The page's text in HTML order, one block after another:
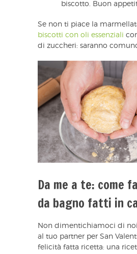
biscotto. Buon
Se non ti piace la
biscotti con oli essenziali
di zuccheri: saranno
Da me a te: come
da bagno fatti in
Non dimentichiamoci di noi
al tuo partner per San
felicità fatta ricetta: una